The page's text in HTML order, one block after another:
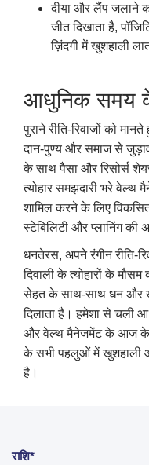
दीया और लैंप जलाने
जीत दिखाता है,
ज़िंदगी में खुशहाली
आधुनिक समय
पुराने रीति-रिवाजों को
दान-पुण्य और समाज से
के साथ पैसा और रिसोर्स
त्योहार समझदारी भरे
शामिल करने के लिए
स्टेबिलिटी और प्लानिंग की
धनतेरस, अपने रंगीन रीति-
दिवाली के त्योहारों के
सेहत के साथ-साथ धन और
दिलाता है। हमेशा से चली आ
और वेल्थ मैनेजमेंट के आज के
के सभी पहलुओं में खुशहाली
है।
राशि*